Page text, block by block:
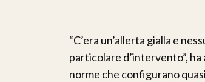
“C’era un’allerta gialla e
particolare d’intervento”,
norme che configurano